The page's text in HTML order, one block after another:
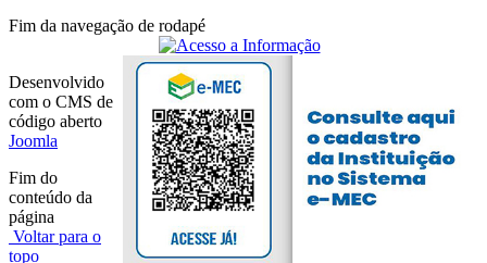
Fim da navegação de rodapé
Desenvolvido
com o CMS de
código aberto
Joomla
Fim do
conteúdo da
página
Voltar para o
topo